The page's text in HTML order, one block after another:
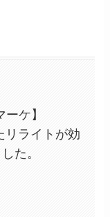
ケ】
リライトが効
た。